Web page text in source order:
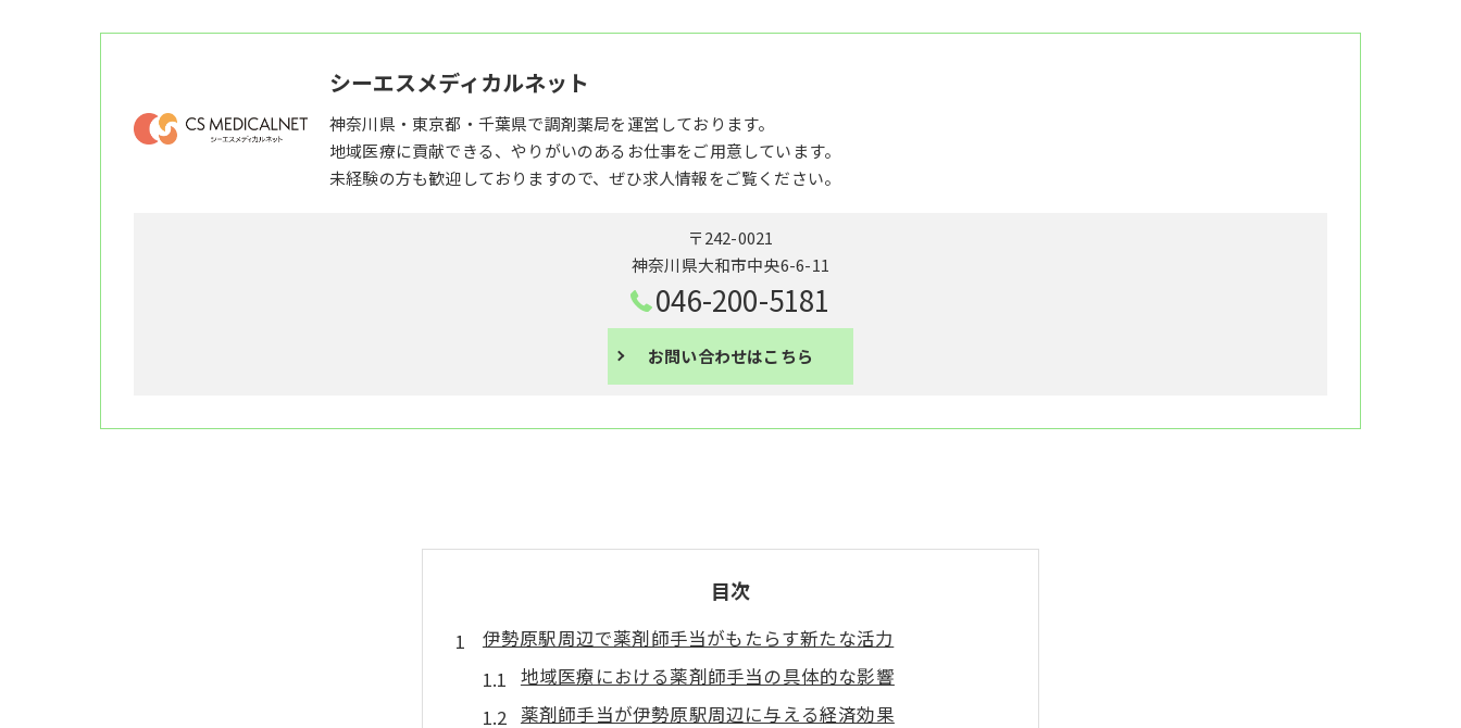
シーエスメディカルネット
神奈川県・東京都・千葉県で調剤薬局を運営しております。
地域医療に貢献できる、やりがいのあるお仕事をご用意しています。
未経験の方も歓迎しておりますので、ぜひ求人情報をご覧ください。
〒242-0021
神奈川県大和市中央6-6-11
046-200-5181
お問い合わせはこちら
目次
伊勢原駅周辺で薬剤師手当がもたらす新たな活力
地域医療における薬剤師手当の具体的な影響
薬剤師手当が伊勢原駅周辺に与える経済効果